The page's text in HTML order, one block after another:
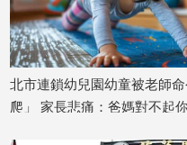
生
活
建
命令「學狗
你們
4歲童遭生母
燙全身63%虐